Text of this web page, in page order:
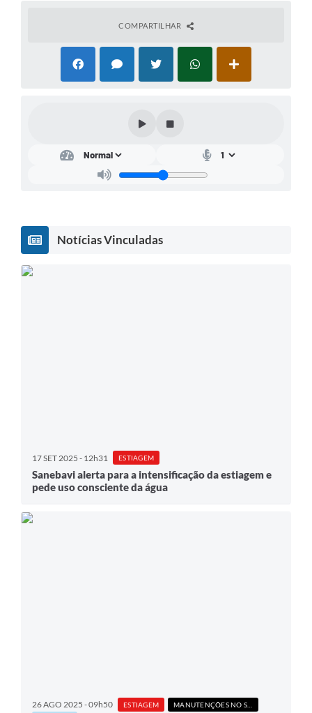
COMPARTILHAR
Notícias Vinculadas
17 SET 2025 - 12h31 ESTIAGEM
Sanebavi alerta para a intensificação da estiagem e
pede uso consciente da água
26 AGO 2025 - 09h50 ESTIAGEM